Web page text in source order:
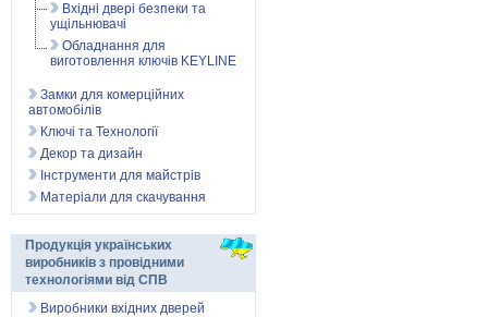
Вхідні двері безпеки та
ущільнювачі
Обладнання для
виготовлення ключів KEYLINE
Замки для комерційних
автомобілів
Ключі та Технології
Декор та дизайн
Інструменти для майстрів
Матеріали для скачування
Продукція українських
виробників з провідними
технологіями від СПВ
Виробники вхідних дверей